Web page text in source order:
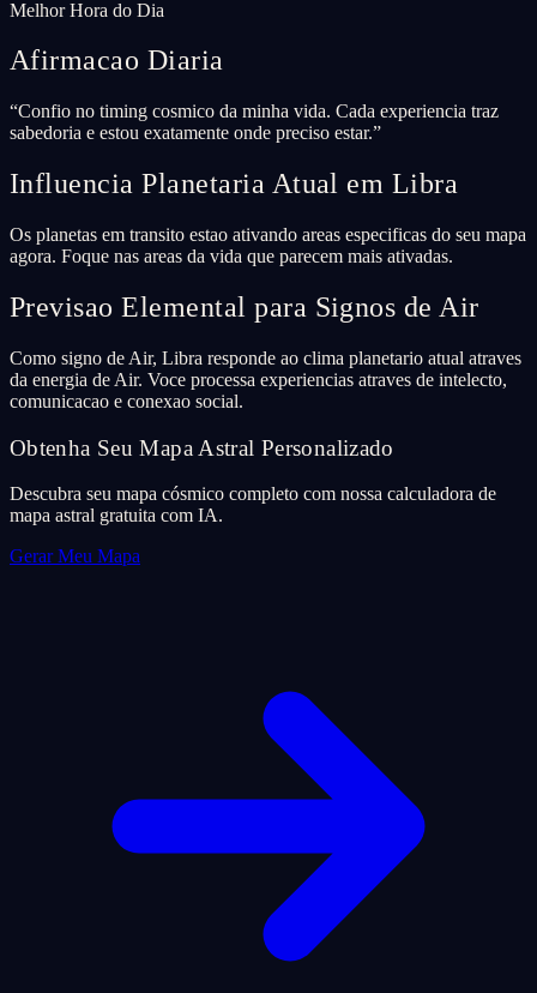
Melhor Hora do Dia
Afirmacao Diaria
“Confio no timing cosmico da minha vida. Cada experiencia traz
sabedoria e estou exatamente onde preciso estar.”
Influencia Planetaria Atual em Libra
Os planetas em transito estao ativando areas especificas do seu mapa
agora. Foque nas areas da vida que parecem mais ativadas.
Previsao Elemental para Signos de Air
Como signo de Air, Libra responde ao clima planetario atual atraves
da energia de Air. Voce processa experiencias atraves de intelecto,
comunicacao e conexao social.
Obtenha Seu Mapa Astral Personalizado
Descubra seu mapa cósmico completo com nossa calculadora de
mapa astral gratuita com IA.
Gerar Meu Mapa